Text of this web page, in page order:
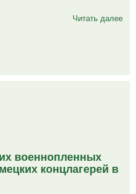
Читать далее
военнопленных
концлагерей в